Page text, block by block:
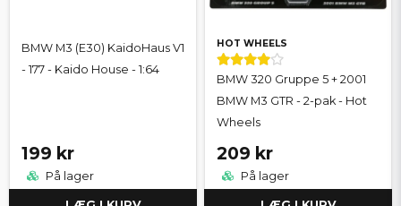
BMW M3 (E30) KaidoHaus V1
- 177 - Kaido House - 1:64
199 kr
På lager
HOT WHEELS
BMW 320 Gruppe 5 + 2001
BMW M3 GTR - 2-pak - Hot
Wheels
209 kr
På lager